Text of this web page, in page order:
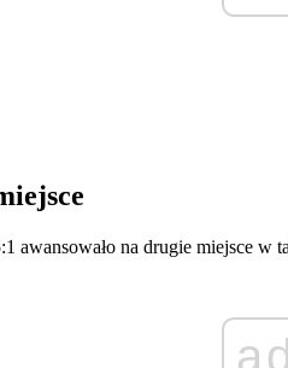
na drugie miejsce w